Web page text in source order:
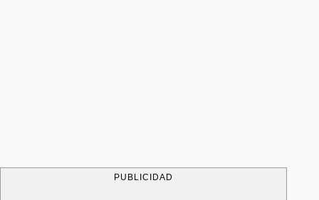
PUBLICIDAD